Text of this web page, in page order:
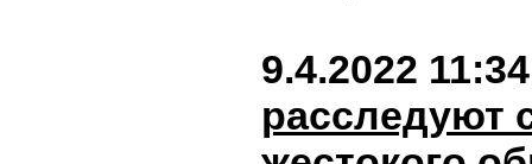
9.4.2022 11:34
расследуют